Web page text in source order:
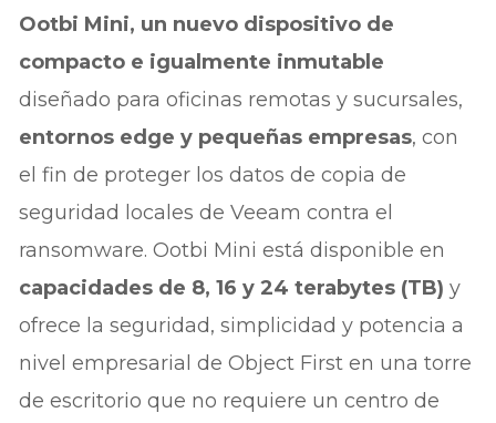
Ootbi Mini, un nuevo dispositivo de
compacto e igualmente inmutable
diseñado para oficinas remotas y sucursales,
entornos edge y pequeñas empresas, con
el fin de proteger los datos de copia de
seguridad locales de Veeam contra el
ransomware. Ootbi Mini está disponible en
capacidades de 8, 16 y 24 terabytes (TB) y
ofrece la seguridad, simplicidad y potencia a
nivel empresarial de Object First en una torre
de escritorio que no requiere un centro de